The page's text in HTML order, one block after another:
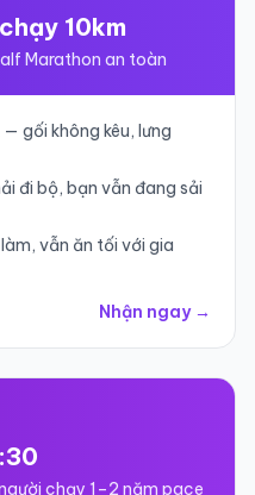
10km
Marathon an toàn
gối không kêu, lưng
đi bộ, bạn vẫn đang sải
vẫn ăn tối với gia
Nhận ngay →
chạy 1–2 năm pace